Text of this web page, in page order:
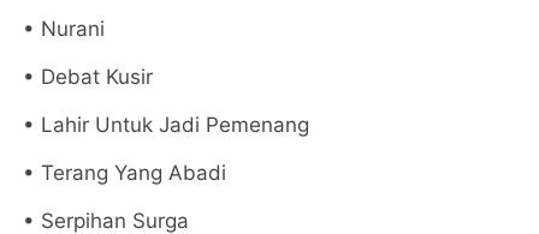
• Nurani
• Debat Kusir
• Lahir Untuk Jadi Pemenang
• Terang Yang Abadi
• Serpihan Surga